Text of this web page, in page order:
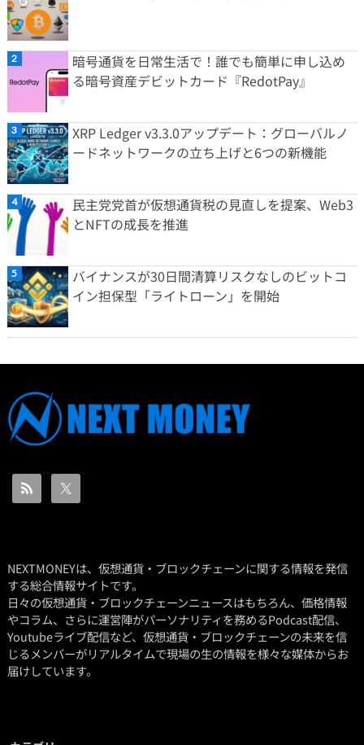
暗号通貨を日常生活で！誰でも簡単に申し込め
る暗号資産デビットカード『RedotPay』
XRP Ledger v3.3.0アップデート：グローバルノ
ードネットワークの立ち上げと6つの新機能
民主党党首が仮想通貨税の見直しを提案、Web3
とNFTの成長を推進
バイナンスが30日間清算リスクなしのビットコ
イン担保型「ライトローン」を開始
NEXTMONEYは、仮想通貨・ブロックチェーンに関する情報を発信
する総合情報サイトです。
日々の仮想通貨・ブロックチェーンニュースはもちろん、価格情報
やコラム、さらに運営陣がパーソナリティを務めるPodcast配信、
Youtubeライブ配信など、仮想通貨・ブロックチェーンの未来を信
じるメンバーがリアルタイムで現場の生の情報を様々な媒体からお
届けしています。